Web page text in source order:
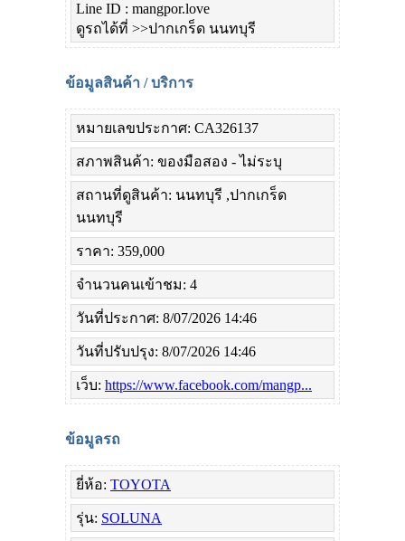
Line ID : mangpor.love
ดูรถได้ที่ >>ปากเกร็ด นนทบุรี
ข้อมูลสินค้า / บริการ
หมายเลขประกาศ: CA326137
สภาพสินค้า: ของมือสอง - ไม่ระบุ
สถานที่ดูสินค้า: นนทบุรี ,ปากเกร็ด
นนทบุรี
ราคา: 359,000
จำนวนคนเข้าชม: 4
วันที่ประกาศ: 8/07/2026 14:46
วันที่ปรับปรุง: 8/07/2026 14:46
เว็บ: https://www.facebook.com/mangp...
ข้อมูลรถ
ยี่ห้อ: TOYOTA
รุ่น: SOLUNA